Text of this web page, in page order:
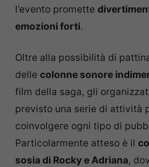
l’evento promette
emozioni forti.
Oltre alla possibilità di
delle colonne sonore
film della saga, gli
previsto una serie di attività
coinvolgere ogni tipo di
Particolarmente atteso è il
sosia di Rocky e Adriana,